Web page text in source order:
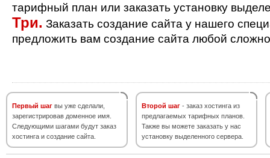
тарифный план или заказать установку
Три. Заказать создание сайта у нашего
предложить вам создание сайта любой
Первый шаг вы уже сделали,
зарегистрировав доменное имя.
Следующими шагами будут заказ
хостинга и создание сайта.
Второй шаг - заказ хостинга из
предлагаемых тарифных планов.
Также вы можете заказать у нас
установку выделенного сервера.